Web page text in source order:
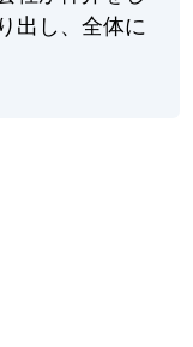
出し、全体に